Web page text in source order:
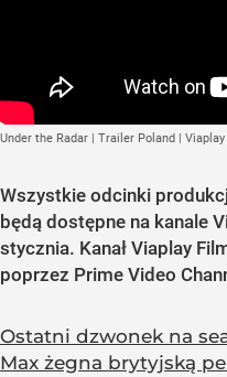
Under the Radar | Trailer Poland | Viaplay
Wszystkie odcinki
będą dostępne na kanale
stycznia. Kanał Viaplay
poprzez Prime Video
Ostatni dzwonek na
Max żegna brytyjską